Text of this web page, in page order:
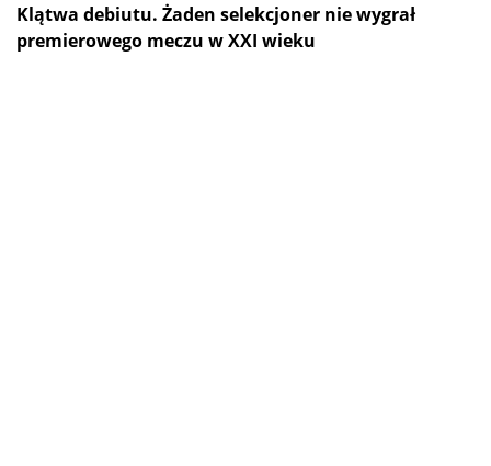
Klątwa debiutu. Żaden selekcjoner nie wygrał
premierowego meczu w XXI wieku